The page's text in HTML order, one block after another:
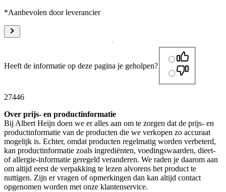
*Aanbevolen door leverancier
Heeft de informatie op deze pagina je geholpen?
27446
Over prijs- en productinformatie
Bij Albert Heijn doen we er alles aan om te zorgen dat de prijs- en
productinformatie van de producten die we verkopen zo accuraat
mogelijk is. Echter, omdat producten regelmatig worden verbeterd,
kan productinformatie zoals ingrediënten, voedingswaarden, dieet-
of allergie-informatie geregeld veranderen. We raden je daarom aan
om altijd eerst de verpakking te lezen alvorens het product te
nuttigen. Zijn er vragen of opmerkingen dan kan altijd contact
opgenomen worden met onze klantenservice.